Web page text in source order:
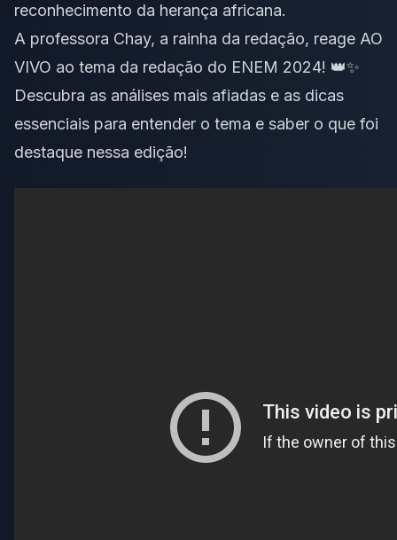
reconhecimento da herança africana.
A professora Chay, a rainha da redação, reage AO
VIVO ao tema da redação do ENEM 2024! 👑✨
Descubra as análises mais afiadas e as dicas
essenciais para entender o tema e saber o que foi
destaque nessa edição!